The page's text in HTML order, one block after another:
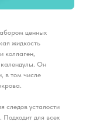
ценных
жидкость
коллаген,
календулы. Он
в том числе
следов усталости
для всех